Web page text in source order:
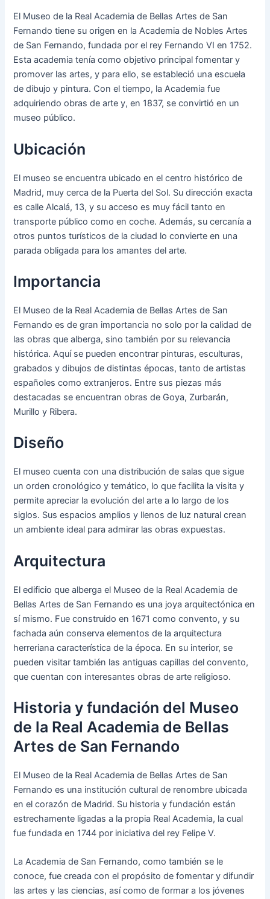
El Museo de la Real Academia de Bellas Artes de San
Fernando tiene su origen en la Academia de Nobles Artes
de San Fernando, fundada por el rey Fernando VI en 1752.
Esta academia tenía como objetivo principal fomentar y
promover las artes, y para ello, se estableció una escuela
de dibujo y pintura. Con el tiempo, la Academia fue
adquiriendo obras de arte y, en 1837, se convirtió en un
museo público.
Ubicación
El museo se encuentra ubicado en el centro histórico de
Madrid, muy cerca de la Puerta del Sol. Su dirección exacta
es calle Alcalá, 13, y su acceso es muy fácil tanto en
transporte público como en coche. Además, su cercanía a
otros puntos turísticos de la ciudad lo convierte en una
parada obligada para los amantes del arte.
Importancia
El Museo de la Real Academia de Bellas Artes de San
Fernando es de gran importancia no solo por la calidad de
las obras que alberga, sino también por su relevancia
histórica. Aquí se pueden encontrar pinturas, esculturas,
grabados y dibujos de distintas épocas, tanto de artistas
españoles como extranjeros. Entre sus piezas más
destacadas se encuentran obras de Goya, Zurbarán,
Murillo y Ribera.
Diseño
El museo cuenta con una distribución de salas que sigue
un orden cronológico y temático, lo que facilita la visita y
permite apreciar la evolución del arte a lo largo de los
siglos. Sus espacios amplios y llenos de luz natural crean
un ambiente ideal para admirar las obras expuestas.
Arquitectura
El edificio que alberga el Museo de la Real Academia de
Bellas Artes de San Fernando es una joya arquitectónica en
sí mismo. Fue construido en 1671 como convento, y su
fachada aún conserva elementos de la arquitectura
herreriana característica de la época. En su interior, se
pueden visitar también las antiguas capillas del convento,
que cuentan con interesantes obras de arte religioso.
Historia y fundación del Museo
de la Real Academia de Bellas
Artes de San Fernando
El Museo de la Real Academia de Bellas Artes de San
Fernando es una institución cultural de renombre ubicada
en el corazón de Madrid. Su historia y fundación están
estrechamente ligadas a la propia Real Academia, la cual
fue fundada en 1744 por iniciativa del rey Felipe V.
La Academia de San Fernando, como también se le
conoce, fue creada con el propósito de fomentar y difundir
las artes y las ciencias, así como de formar a los jóvenes